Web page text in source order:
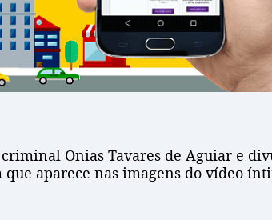
Onias Tavares de Aguiar e
aparece nas imagens do vídeo